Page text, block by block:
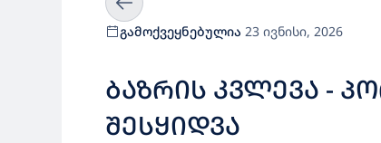
გამოქვეყნებულია 23 ივნისი, 2026
ᲑᲐᲖᲠᲘᲡ ᲙᲕᲚᲔᲕᲐ -
ᲨᲔᲡᲧᲘᲓᲕᲐ